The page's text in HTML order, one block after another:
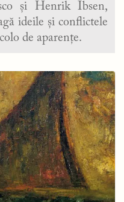
și Henrik Ibsen,
ideile și conflictele
de aparențe.